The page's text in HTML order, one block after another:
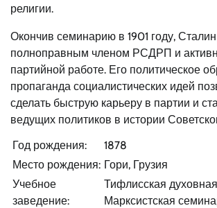
религии.
Окончив семинарию в 1901 году,
полноправным членом РСДРП и
партийной работе. Его политическое
пропаганда социалистических идей
сделать быструю карьеру в партии и
ведущих политиков в истории
Год рождения:
1878
Место рождения: Гори, Грузия
Учебное
заведение:
Тифлисская
Марксистская